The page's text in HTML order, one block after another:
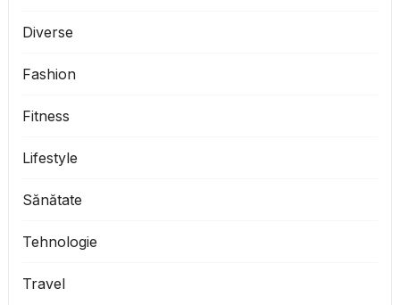
Diverse
Fashion
Fitness
Lifestyle
Sănătate
Tehnologie
Travel